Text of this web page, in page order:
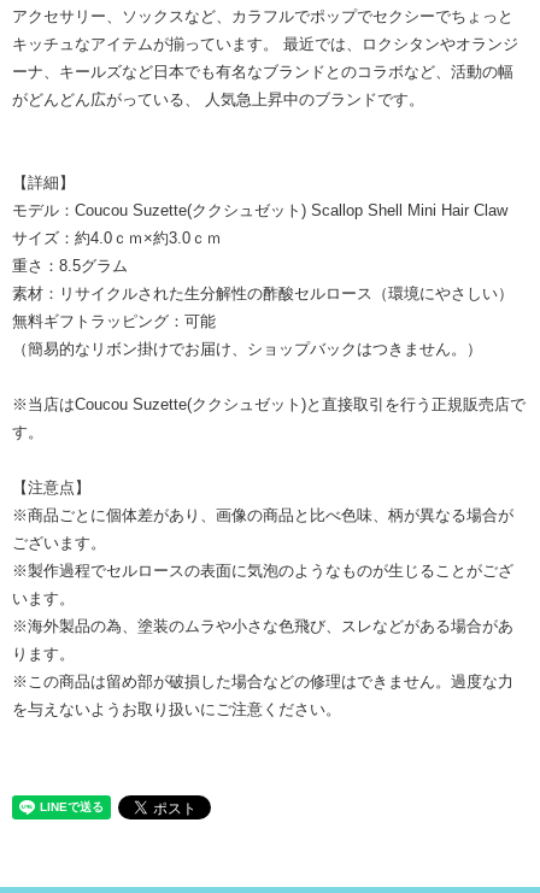
アクセサリー、ソックスなど、カラフルでポップでセクシーでちょっと
キッチュなアイテムが揃っています。 最近では、ロクシタンやオランジ
ーナ、キールズなど日本でも有名なブランドとのコラボなど、活動の幅
がどんどん広がっている、 人気急上昇中のブランドです。
【詳細】
モデル：Coucou Suzette(ククシュゼット) Scallop Shell Mini Hair Claw
サイズ：約4.0ｃｍ×約3.0ｃｍ
重さ：8.5グラム
素材：リサイクルされた生分解性の酢酸セルロース（環境にやさしい）
無料ギフトラッピング：可能
（簡易的なリボン掛けでお届け、ショップバックはつきません。）
※当店はCoucou Suzette(ククシュゼット)と直接取引を行う正規販売店で
す。
【注意点】
※商品ごとに個体差があり、画像の商品と比べ色味、柄が異なる場合が
ございます。
※製作過程でセルロースの表面に気泡のようなものが生じることがござ
います。
※海外製品の為、塗装のムラや小さな色飛び、スレなどがある場合があ
ります。
※この商品は留め部が破損した場合などの修理はできません。過度な力
を与えないようお取り扱いにご注意ください。